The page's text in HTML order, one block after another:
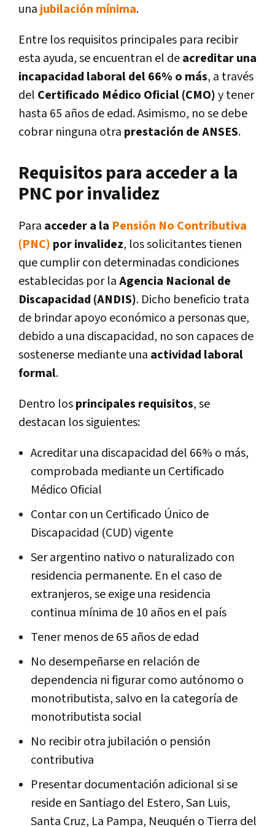
una jubilación mínima.
Entre los requisitos principales para recibir
esta ayuda, se encuentran el deacreditar una
incapacidad laboral del 66% o más, a través
del Certificado Médico Oficial (CMO)y tener
hasta 65 años de edad. Asimismo, no se debe
cobrar ninguna otra prestación de ANSES.
Requisitos para acceder a la
PNC por invalidez
Para acceder a la Pensión No Contributiva
(PNC) por invalidez, los solicitantes tienen
que cumplir con determinadas condiciones
establecidas por laAgencia Nacional de
Discapacidad (ANDIS). Dicho beneficio trata
de brindar apoyo económico a personas que,
debido a una discapacidad, no son capaces de
sostenerse mediante una actividad laboral
formal.
Dentro losprincipales requisitos, se
destacan los siguientes:
Acreditar una discapacidad del 66% o más,
comprobada mediante un Certificado
Médico Oficial
Contar con un Certificado Único de
Discapacidad (CUD) vigente
Ser argentino nativo o naturalizado con
residencia permanente. En el caso de
extranjeros, se exige una residencia
continua mínima de 10 años en el país
Tener menos de 65 años de edad
No desempeñarse en relación de
dependencia ni figurar como autónomo o
monotributista, salvo en la categoría de
monotributista social
No recibir otra jubilación o pensión
contributiva
Presentar documentación adicional si se
reside en Santiago del Estero, San Luis,
Santa Cruz, La Pampa, Neuquén o Tierra del